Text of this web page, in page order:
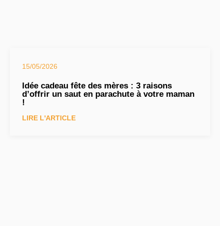
15/05/2026
Idée cadeau fête des mères : 3 raisons
d’offrir un saut en parachute à votre maman
!
LIRE L'ARTICLE